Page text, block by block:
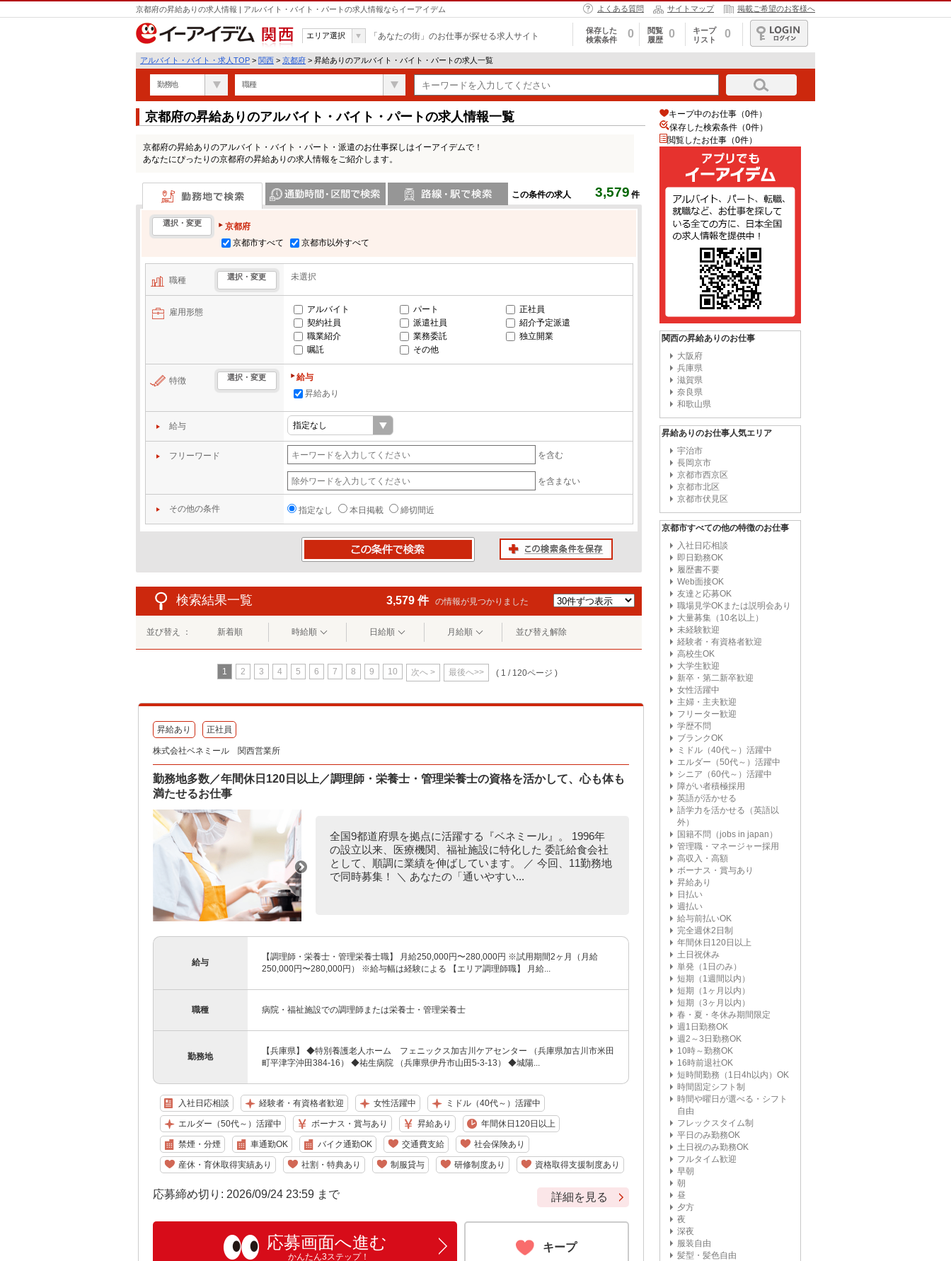
京都府の昇給ありの求人情報 | アルバイト・バイト・パートの求人情報ならイーアイデム よくある質問 サイトマップ 掲載ご希望のお客様へ
関西
エリア選択 「あなたの街」のお仕事が探せる求人サイト
保存した
検索条件
0
閲覧
履歴
0
キープ
リスト
0
ログイン
アルバイト・バイト・求人TOP > 関西 > 京都府 > 昇給ありのアルバイト・バイト・パートの求人一覧
勤務地 職種
京都府の昇給ありのアルバイト・バイト・パートの求人情報一覧
京都府の昇給ありのアルバイト・バイト・パート・派遣のお仕事探しはイーアイデムで！
あなたにぴったりの京都府の昇給ありの求人情報をご紹介します。
この条件の求人 3,579 件
勤務地で検索
選択・変更
京都府
京都市すべて
京都市以外すべて
職種 選択・変更 未選択
雇用形態 アルバイト パート
正社員
契約社員
派遣社員
紹介予定派遣
職業紹介
業務委託
独立開業
嘱託
その他
特徴 選択・変更
給与
昇給あり
給与
フリーワード を含む
を含まない
その他の条件 指定なし 本日掲載 締切間近
検索結果一覧 3,579 件 の情報が見つかりました
並び替え ： 新着順 時給順 日給順 月給順 並び替え解除
1 2 3 4 5 6 7 8 9 10 次へ > 最後へ>> ( 1 / 120ページ )
昇給あり 正社員
株式会社ベネミール 関西営業所
勤務地多数／年間休日120日以上／調理師・栄養士・管理栄養士の資格を活かして、心も体も
満たせるお仕事
全国9都道府県を拠点に活躍する『ベネミール』。 1996年
の設立以来、医療機関、福祉施設に特化した 委託給食会社
として、順調に業績を伸ばしています。 ／ 今回、11勤務地
で同時募集！ ＼ あなたの「通いやすい...
給与
【調理師・栄養士・管理栄養士職】 月給250,000円〜280,000円 ※試用期間2ヶ月（月給
250,000円〜280,000円） ※給与幅は経験による 【エリア調理師職】 月給...
職種 病院・福祉施設での調理師または栄養士・管理栄養士
勤務地
【兵庫県】 ◆特別養護老人ホーム フェニックス加古川ケアセンター （兵庫県加古川市米田
町平津字沖田384-16） ◆祐生病院 （兵庫県伊丹市山田5-3-13） ◆城陽...
入社日応相談 経験者・有資格者歓迎 女性活躍中 ミドル（40代～）活躍中
エルダー（50代～）活躍中 ボーナス・賞与あり 昇給あり 年間休日120日以上
禁煙・分煙 車通勤OK バイク通勤OK 交通費支給 社会保険あり
産休・育休取得実績あり 社割・特典あり 制服貸与 研修制度あり 資格取得支援制度あり
応募締め切り: 2026/09/24 23:59 まで 詳細を見る
応募画面へ進む
かんたん3ステップ！
キープ
キープ中のお仕事（0件）
保存した検索条件（0件）
閲覧したお仕事（0件）
関西の昇給ありのお仕事
大阪府
兵庫県
滋賀県
奈良県
和歌山県
昇給ありのお仕事人気エリア
宇治市
長岡京市
京都市西京区
京都市北区
京都市伏見区
京都市すべての他の特徴のお仕事
入社日応相談
即日勤務OK
履歴書不要
Web面接OK
友達と応募OK
職場見学OKまたは説明会あり
大量募集（10名以上）
未経験歓迎
経験者・有資格者歓迎
高校生OK
大学生歓迎
新卒・第二新卒歓迎
女性活躍中
主婦・主夫歓迎
フリーター歓迎
学歴不問
ブランクOK
ミドル（40代～）活躍中
エルダー（50代～）活躍中
シニア（60代～）活躍中
障がい者積極採用
英語が活かせる
語学力を活かせる（英語以
外）
国籍不問（jobs in japan）
管理職・マネージャー採用
高収入・高額
ボーナス・賞与あり
昇給あり
日払い
週払い
給与前払いOK
完全週休2日制
年間休日120日以上
土日祝休み
単発（1日のみ）
短期（1週間以内）
短期（1ヶ月以内）
短期（3ヶ月以内）
春・夏・冬休み期間限定
週1日勤務OK
週2～3日勤務OK
10時～勤務OK
16時前退社OK
短時間勤務（1日4h以内）OK
時間固定シフト制
時間や曜日が選べる・シフト
自由
フレックスタイム制
平日のみ勤務OK
土日祝のみ勤務OK
フルタイム歓迎
早朝
朝
昼
夕方
夜
深夜
服装自由
髪型・髪色自由